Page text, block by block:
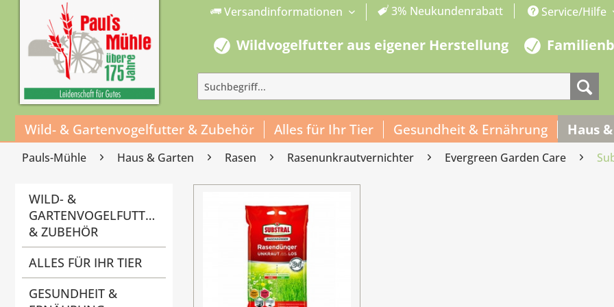
Versandinformationen 3% Neukundenrabatt Service/Hilfe
Wildvogelfutter aus eigener Herstellung
Wild- & Gartenvogelfutter & Zubehör Alles für Ihr Tier Gesundheit & Ernährung Haus
Pauls-Mühle Haus & Garten Rasen Rasenunkrautvernichter Evergreen Garden Care
WILD- &
GARTENVOGELFUTTER
& ZUBEHÖR
ALLES FÜR IHR TIER
GESUNDHEIT &